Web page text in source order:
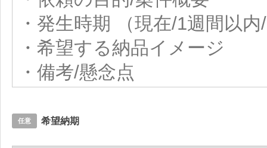
任意 希望納期